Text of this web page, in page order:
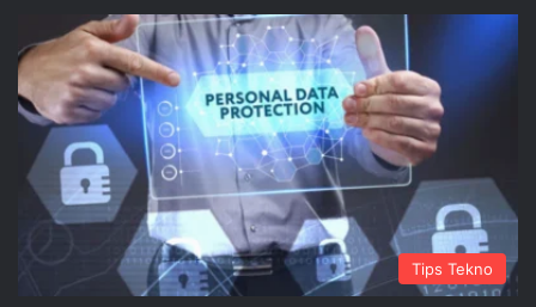
Tips Tekno